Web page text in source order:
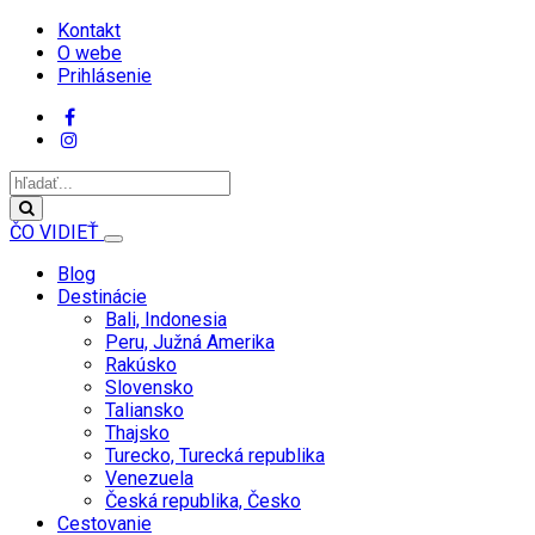
Kontakt
O webe
Prihlásenie
ČO VIDIEŤ
Blog
Destinácie
Bali, Indonesia
Peru, Južná Amerika
Rakúsko
Slovensko
Taliansko
Thajsko
Turecko, Turecká republika
Venezuela
Česká republika, Česko
Cestovanie